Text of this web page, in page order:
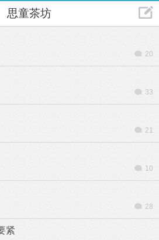
思童茶坊
20
33
21
10
28
紧